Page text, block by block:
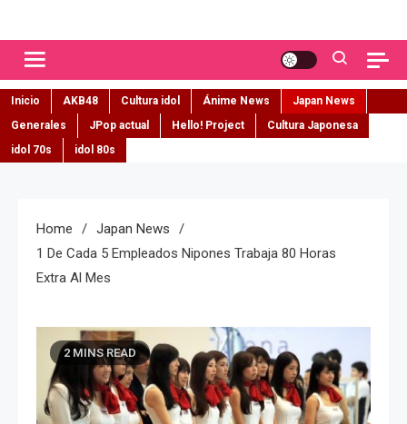
Inicio AKB48 Cultura idol Ánime News
Japan News
Generales
JPop actual Hello! Project
Cultura Japonesa
idol 70s
idol 80s
Home
Japan News
1 De Cada 5 Empleados Nipones Trabaja 80 Horas
Extra Al Mes
2 MINS READ